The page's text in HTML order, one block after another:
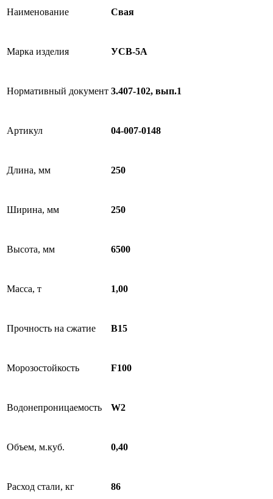
Наименование Свая
Марка изделия УСВ-5А
Нормативный документ 3.407-102, вып.1
Артикул 04-007-0148
Длина, мм 250
Ширина, мм 250
Высота, мм 6500
Масса, т 1,00
Прочность на сжатие B15
Морозостойкость F100
Водонепроницаемость W2
Объем, м.куб. 0,40
Расход стали, кг 86